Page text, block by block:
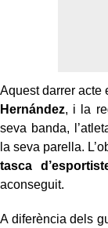
Aquest darrer acte
Hernández, i la
seva banda,
la seva parella.
tasca
aconseguit.
A diferència dels